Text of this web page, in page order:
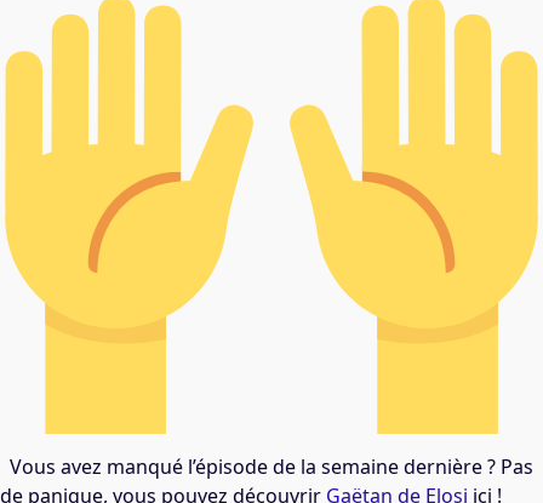
Vous avez manqué l’épisode de la semaine dernière ? Pas
de panique, vous pouvez découvrir Gaëtan de Elosi ici !